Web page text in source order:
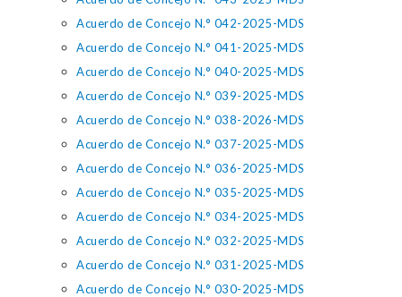
Acuerdo de Concejo N.° 042-2025-MDS
Acuerdo de Concejo N.° 041-2025-MDS
Acuerdo de Concejo N.° 040-2025-MDS
Acuerdo de Concejo N.° 039-2025-MDS
Acuerdo de Concejo N.° 038-2026-MDS
Acuerdo de Concejo N.° 037-2025-MDS
Acuerdo de Concejo N.° 036-2025-MDS
Acuerdo de Concejo N.° 035-2025-MDS
Acuerdo de Concejo N.° 034-2025-MDS
Acuerdo de Concejo N.° 032-2025-MDS
Acuerdo de Concejo N.° 031-2025-MDS
Acuerdo de Concejo N.° 030-2025-MDS